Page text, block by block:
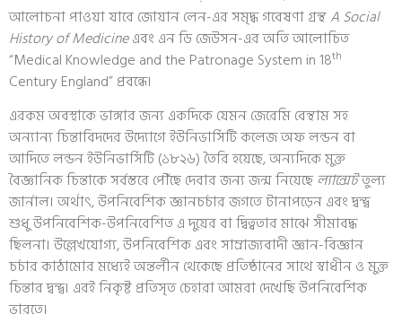
আলোচনা পাওয়া যাবে জোয়ান লেন-এর সমৃদ্ধ গবেষণা গ্রন্থA Social
History of Medicineএবং এন ডি জেউসন-এর অতি আলোচিত
“Medical Knowledge and the Patronage System in 18th
Century England” প্রবন্ধে।
এরকম অবস্থাকে ভাঙ্গার জন্য একদিকে যেমন জেরেমি বেন্থাম সহ
অন্যান্য চিন্তাবিদদের উদ্যোগে ইউনিভার্সিটি কলেজ অফ লন্ডন বা
আদিতে লন্ডন ইউনিভার্সিটি (১৮২৬) তৈরি হয়েছে, অন্যদিকে মুক্ত
বৈজ্ঞানিক চিন্তাকে সর্বস্তরে পৌঁছে দেবার জন্য জন্ম নিয়েছে ল্যান্সেটতুল্য
জার্নাল। অর্থাৎ, উপনিবেশিক জ্ঞানচর্চার জগতে টানাপড়েন এবং দ্বন্দ্ব
শুধু উপনিবেশিক-উপনিবেশিত এ দুয়ের বা দ্বিত্বতার মাঝে সীমাবদ্ধ
ছিলনা। উল্লেখযোগ্য, উপনিবেশিক এবং সাম্রাজ্যবাদী জ্ঞান-বিজ্ঞান
চর্চার কাঠামোর মধ্যেই অন্তর্লীন থেকেছে প্রতিষ্ঠানের সাথে স্বাধীন ও মুক্ত
চিন্তার দ্বন্দ্ব। এরই নিকৃষ্ট প্রতিসৃত চেহারা আমরা দেখেছি উপনিবেশিক
ভারতে।